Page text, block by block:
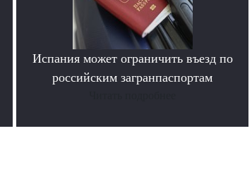
Испания может ограничить въезд по
российским загранпаспортам